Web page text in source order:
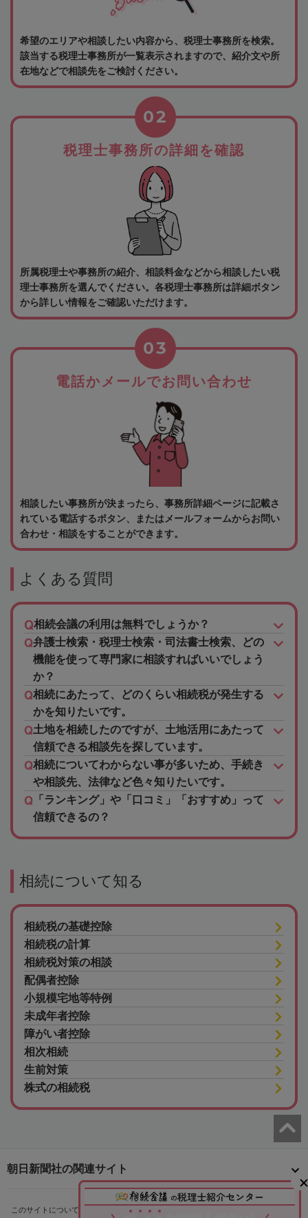
希望のエリアや相談したい内容から、税理士事務所を検索。
該当する税理士事務所が一覧表示されますので、紹介文や所
在地などで相談先をご検討ください。
税理士事務所の詳細を確認
02
所属税理士や事務所の紹介、相談料金などから相談したい税
理士事務所を選んでください。各税理士事務所は詳細ボタン
から詳しい情報をご確認いただけます。
電話かメールでお問い合わせ
03
相談したい事務所が決まったら、事務所詳細ページに記載さ
れている電話するボタン、またはメールフォームからお問い
合わせ・相談をすることができます。
よくある質問
相続会議の利用は無料でしょうか？
弁護士検索・税理士検索・司法書士検索、どの
機能を使って専門家に相談すればいいでしょう
か？
相続にあたって、どのくらい相続税が発生する
かを知りたいです。
土地を相続したのですが、土地活用にあたって
信頼できる相談先を探しています。
相続についてわからない事が多いため、手続き
や相談先、法律など色々知りたいです。
「ランキング」や「口コミ」「おすすめ」って
信頼できるの？
相続について知る
相続税の基礎控除
相続税の計算
相続税対策の相談
配偶者控除
小規模宅地等特例
未成年者控除
障がい者控除
相次相続
生前対策
株式の相続税
の税理士紹介センター
朝日新聞社の関連サイト
このサイトについて サイトポリシー 相続会議利用規約